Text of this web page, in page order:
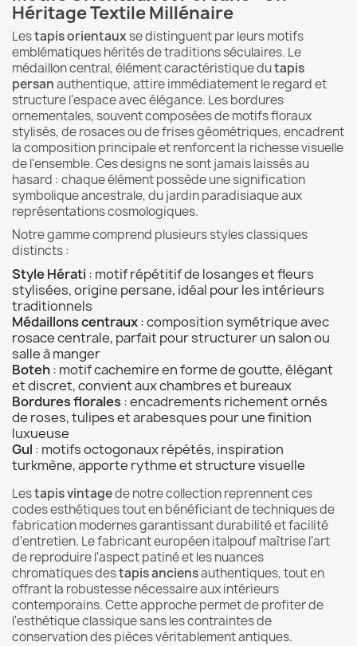
Héritage Textile Millénaire
Lestapis orientauxse distinguent par leurs motifs
emblématiques hérités de traditions séculaires. Le
médaillon central, élément caractéristique dutapis
persanauthentique, attire immédiatement le regard et
structure l'espace avec élégance. Les bordures
ornementales, souvent composées de motifs floraux
stylisés, de rosaces ou de frises géométriques, encadrent
la composition principale et renforcent la richesse visuelle
de l'ensemble. Ces designs ne sont jamais laissés au
hasard : chaque élément possède une signification
symbolique ancestrale, du jardin paradisiaque aux
représentations cosmologiques.
Notre gamme comprend plusieurs styles classiques
distincts :
Style Hérati : motif répétitif de losanges et fleurs
stylisées, origine persane, idéal pour les intérieurs
traditionnels
Médaillons centraux: composition symétrique avec
rosace centrale, parfait pour structurer un salon ou
salle à manger
Boteh: motif cachemire en forme de goutte, élégant
et discret, convient aux chambres et bureaux
Bordures florales: encadrements richement ornés
de roses, tulipes et arabesques pour une finition
luxueuse
Gul : motifs octogonaux répétés, inspiration
turkmène, apporte rythme et structure visuelle
Lestapis vintagede notre collection reprennent ces
codes esthétiques tout en bénéficiant de techniques de
fabrication modernes garantissant durabilité et facilité
d'entretien. Le fabricant européen italpouf maîtrise l'art
de reproduire l'aspect patiné et les nuances
chromatiques destapis anciensauthentiques, tout en
offrant la robustesse nécessaire aux intérieurs
contemporains. Cette approche permet de profiter de
l'esthétique classique sans les contraintes de
conservation des pièces véritablement antiques.